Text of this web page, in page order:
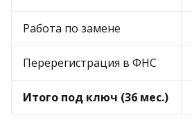
Работа по замене
Перерегистрация в ФНС
Итого под ключ (36 мес.)